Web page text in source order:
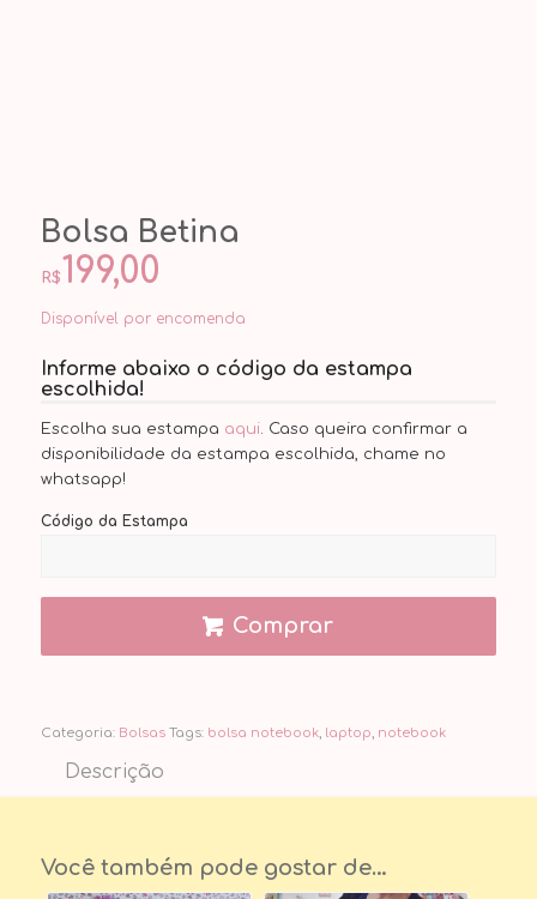
Bolsa Betina
R$199,00
Disponível por encomenda
Informe abaixo o código da estampa
escolhida!
Escolha sua estampa aqui. Caso queira confirmar a
disponibilidade da estampa escolhida, chame no
whatsapp!
Código da Estampa
Comprar
Categoria: Bolsas Tags: bolsa notebook, laptop, notebook
Descrição
Você também pode gostar de…